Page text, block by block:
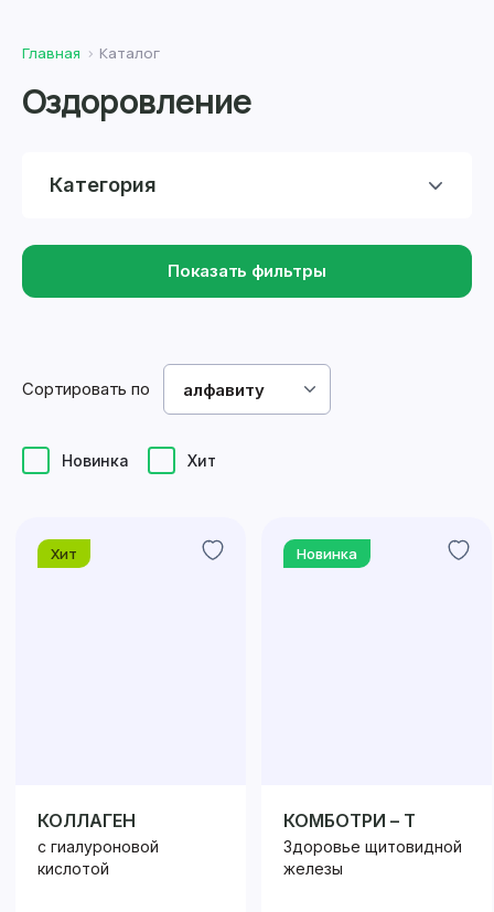
Главная Каталог
Оздоровление
Категория
Показать фильтры
Новинка Хит
Сортировать по алфавиту
Хит
КОЛЛАГЕН
с гиалуроновой
кислотой
Новинка
КОМБОТРИ – Т
Здоровье щитовидной
железы